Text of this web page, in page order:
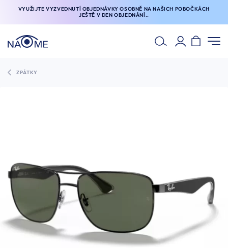
VYUŽIJTE VYZVEDNUTÍ OBJEDNÁVKY OSOBNĚ NA NAŠICH POBOČKÁCH
JEŠTĚ V DEN OBJEDNÁNÍ..
ZPÁTKY